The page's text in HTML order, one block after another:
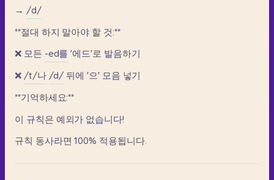
→ /d/
**절대 하지 말아야 할 것:**
❌ 모든 -ed를 '에드'로 발음하기
❌ /t/나 /d/ 뒤에 '으' 모음 넣기
**기억하세요:**
이 규칙은 예외가 없습니다!
규칙 동사라면 100% 적용됩니다.